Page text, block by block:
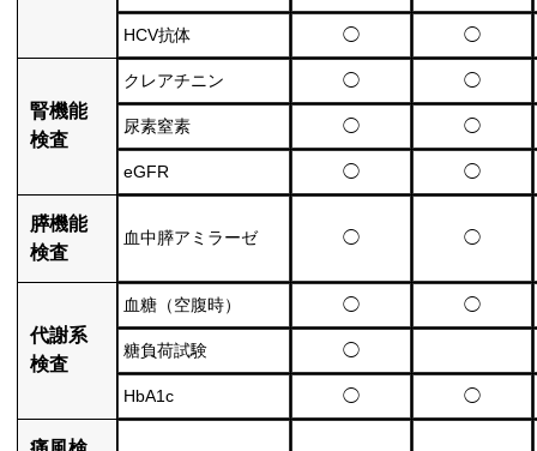
HCV抗体 ◯ ◯
腎機能
検査
クレアチニン ◯ ◯
尿素窒素 ◯ ◯
eGFR ◯ ◯
膵機能
検査
血中膵アミラーゼ ◯ ◯
代謝系
検査
血糖（空腹時） ◯ ◯
糖負荷試験 ◯
HbA1c ◯ ◯